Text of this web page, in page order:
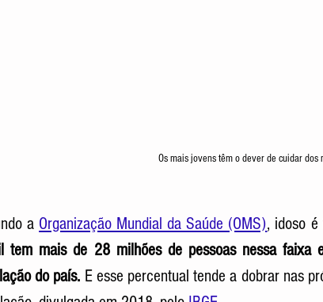
Os mais jovens têm o dever de cuidar dos
a Organização Mundial da Saúde (OMS), idoso
tem mais de 28 milhões de pessoas nessa faixa
do país. E esse percentual tende a dobrar nas